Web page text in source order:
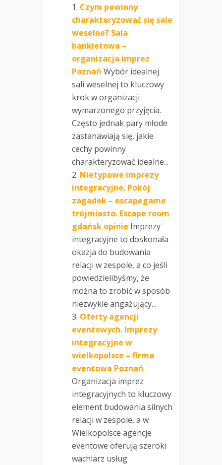
Czym powinny
charakteryzować się sale
weselne? Sala
bankietowa –
organizacja imprez
Poznań Wybór idealnej
sali weselnej to kluczowy
krok w organizacji
wymarzonego przyjęcia.
Często jednak pary młode
zastanawiają się, jakie
cechy powinny
charakteryzować idealne...
Nietypowe imprezy
integracyjne. Pokój
zagadek – escapegame
trójmiasto. Escape room
gdańsk opinie Imprezy
integracyjne to doskonała
okazja do budowania
relacji w zespole, a co jeśli
powiedzielibyśmy, że
można to zrobić w sposób
niezwykle angażujący...
Oferty agencji
eventowych. Imprezy
integracyjne w
wielkopolsce – firma
eventowa Poznań
Organizacja imprez
integracyjnych to kluczowy
element budowania silnych
relacji w zespole, a w
Wielkopolsce agencje
eventowe oferują szeroki
wachlarz usług